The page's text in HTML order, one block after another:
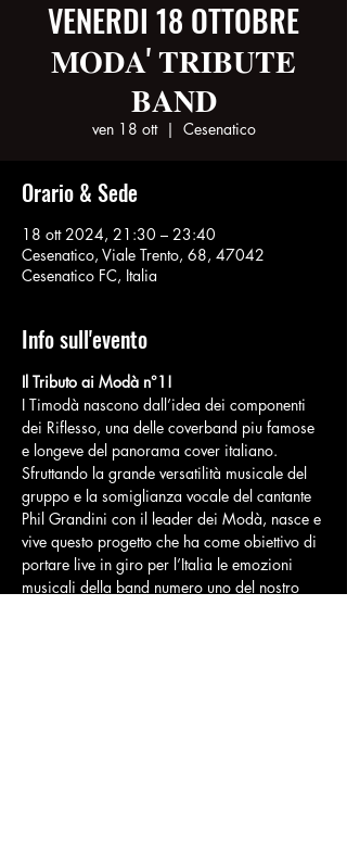
VENERDI 18 OTTOBRE
𝐌𝐎𝐃𝐀' 𝐓𝐑𝐈𝐁𝐔𝐓𝐄
𝐁𝐀𝐍𝐃
ven 18 ott
  |
Cesenatico
Orario & Sede
18 ott 2024, 21:30 – 23:40
Cesenatico, Viale Trento, 68, 47042
Cesenatico FC, Italia
Info sull'evento
Il Tributo ai Modà n°1!
I Timodà nascono dall’idea dei componenti
dei Riflesso, una delle coverband piu famose
e longeve del panorama cover italiano.
Sfruttando la grande versatilità musicale del
gruppo e la somiglianza vocale del cantante
Phil Grandini con il leader dei Modà, nasce e
vive questo progetto che ha come obiettivo di
portare live in giro per l’Italia le emozioni
musicali della band numero uno del nostro